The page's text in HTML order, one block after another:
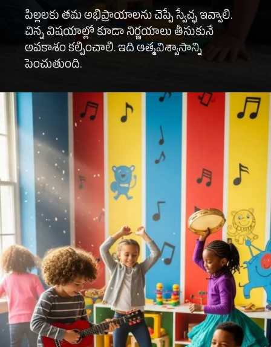
పిల్లలకు తమ అభిప్రాయాలను చెప్పే స్వేచ్ఛ ఇవ్వాలి.
చిన్న విషయాల్లో కూడా నిర్ణయాలు తీసుకునే
అవకాశం కల్పించాలి. ఇది ఆత్మవిశ్వాసాన్ని
పెంచుతుంది.